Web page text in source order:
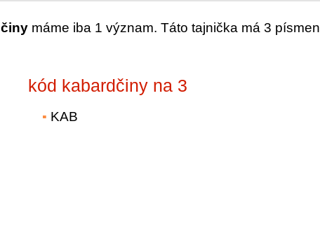
máme iba 1 význam. Táto tajnička má 3 písmen
kód kabardčiny na 3
KAB